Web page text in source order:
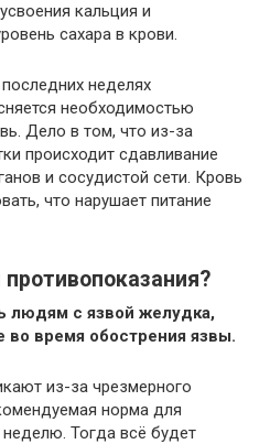
кальция и
сахара в крови.
неделях
необходимостью
Дело в том, что из-за
происходит сдавливание
и сосудистой сети. Кровь
что нарушает питание
людям с язвой желудка,
время обострения язвы.
из-за чрезмерного
норма для
Тогда всё будет